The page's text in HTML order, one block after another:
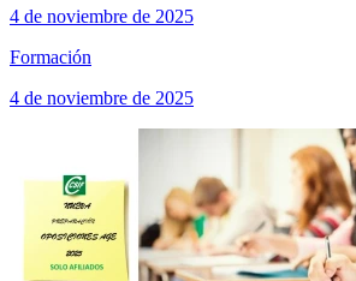
4 de noviembre de 2025
Formación
4 de noviembre de 2025